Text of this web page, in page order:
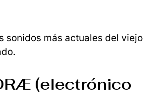
sonidos más actuales del viejo
(electrónico